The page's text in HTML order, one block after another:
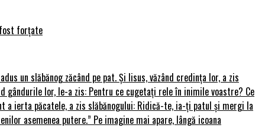
forțate
un slăbănog zăcând pe pat. Și Iisus, văzând credința lor, a zis
lor, le-a zis: Pentru ce cugetați rele în inimile voastre? Ce
a ierta păcatele, a zis slăbănogului: Ridică-te, ia-ți patul și mergi la
asemenea putere.” Pe imagine mai apare, lângă icoana